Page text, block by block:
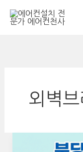
외벽브